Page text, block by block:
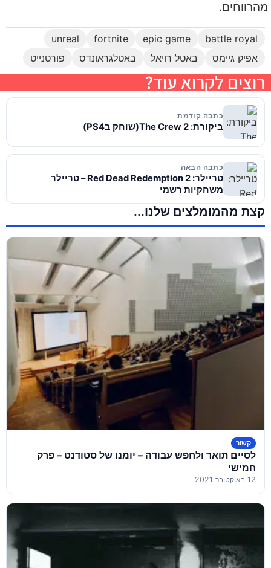
מהרווחים.
battle royal
epic game
fortnite
unreal
אפיק גיימס
באטל רויאל באטלגראונדס פורטנייט
רוצים לקרוא עוד?
כתבה קודמת
ביקורת: The Crew 2(שוחק בPS4)
כתבה הבאה
טריילר: Red Dead Redemption 2 – טריילר
משחקיות רשמי
קצת מהמומלצים שלנו...
קשור
לסיים תואר ולחפש עבודה – יומנו של סטודנט – פרק
חמישי
12 באוקטובר 2021